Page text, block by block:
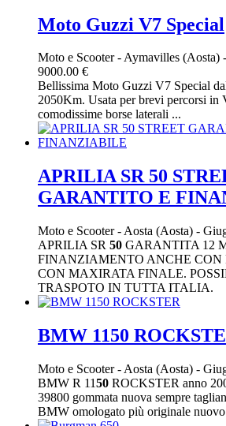
Moto Guzzi V7 Special
Moto e Scooter-Aymavilles (Aosta) -
9000.00 €
Bellissima Moto Guzzi V7 Special
2050Km. Usata per brevi percorsi in
comodissime borse laterali ...
APRILIA SR 50
GARANTITO E
Moto e Scooter- Aosta (Aosta) -
APRILIA SR 50 GARANTITA 12
FINANZIAMENTO ANCHE CON
CON MAXIRATA FINALE.
TRASPOTO IN TUTTA ITALIA.
BMW 1150
Moto e Scooter- Aosta (Aosta) -
BMW R 1150 ROCKSTER anno
39800 gommata nuova sempre
BMW omologato più originale